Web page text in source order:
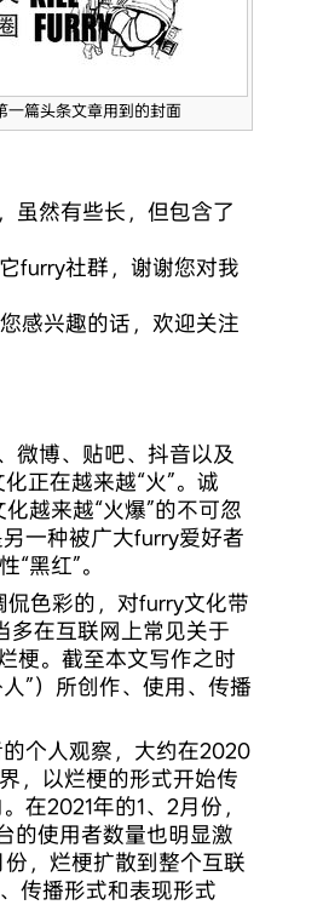
一篇头条文章用到的封面
虽然有些长，但包含了
furry社群，谢谢您对我
感兴趣的话，欢迎关注
微博、贴吧、抖音以及
正在越来越“火”。诚
越来越“火爆”的不可忽
一种被广大furry爱好者
黑红”。
侃色彩的，对furry文化带
多在互联网上常见关于
梗。截至本文写作之时
”）所创作、使用、传播
个人观察，大约在2020
，以烂梗的形式开始传
在2021年的1、2月份，
的使用者数量也明显激
，烂梗扩散到整个互联
传播形式和表现形式